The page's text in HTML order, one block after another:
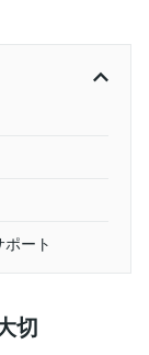
ート
切